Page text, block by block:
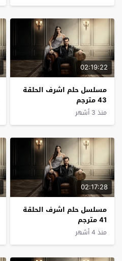
02:19:22
مسلسل حلم اشرف الحلقة
43 مترجم
منذ 3 أشهر
02:17:28
مسلسل حلم اشرف الحلقة
41 مترجم
منذ 4 أشهر